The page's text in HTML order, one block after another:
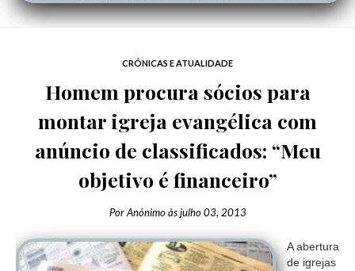
CRÓNICAS E ATUALIDADE
Homem procura sócios para
montar igreja evangélica com
anúncio de classificados: “Meu
objetivo é financeiro”
PorAnónimo àsjulho 03, 2013
A abertura
de igrejas